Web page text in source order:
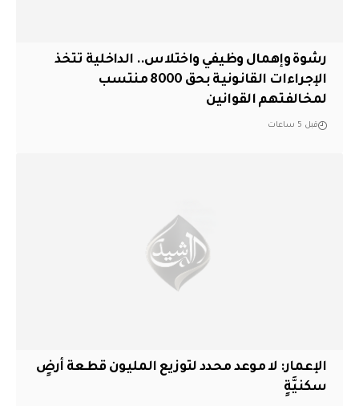
رشوة وإهمال وظيفي واختلاس.. الداخلية تتخذ
الإجراءات القانونية بحق 8000 منتسب
لمخالفتهم القوانين
قبل 5 ساعات
الإعمار: لا موعد محدد لتوزيع المليون قطعة أرضٍ
سكنيَّةٍ